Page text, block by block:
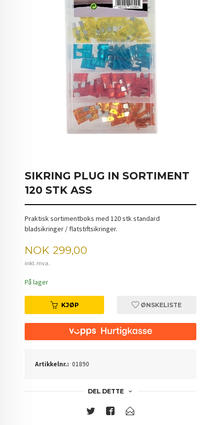
SIKRING PLUG IN SORTIMENT
120 STK ASS
Praktisk sortimentboks med 120 stk standard
bladsikringer / flatstiftsikringer.
Pris
NOK 299,00
inkl. mva.
På lager
KJØP ØNSKELISTE
Artikkelnr.: 01890
DEL DETTE